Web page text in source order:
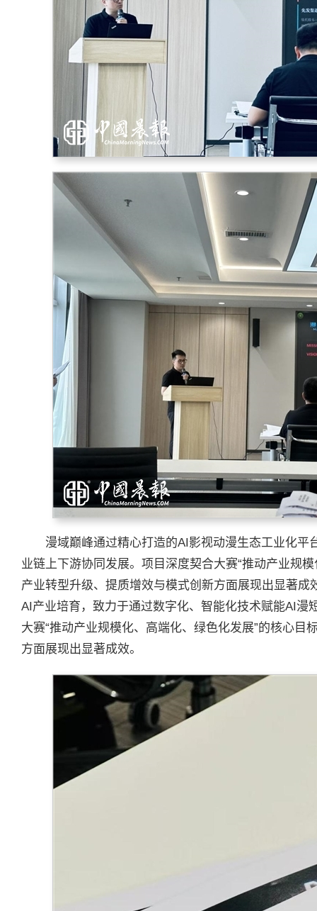
漫域巅峰通过精心打造的AI影视动漫生态工业化
业链上下游协同发展。项目深度契合大赛“推动产业规
产业转型升级、提质增效与模式创新方面展现出显著
AI产业培育，致力于通过数字化、智能化技术赋能AI漫
大赛“推动产业规模化、高端化、绿色化发展”的核心目
方面展现出显著成效。